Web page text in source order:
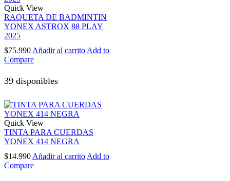
Quick View
RAQUETA DE BADMINTIN
YONEX ASTROX 88 PLAY
2025
$75.990 Añadir al carrito Add to
Compare
39 disponibles
Quick View
TINTA PARA CUERDAS
YONEX 414 NEGRA
$14.990 Añadir al carrito Add to
Compare